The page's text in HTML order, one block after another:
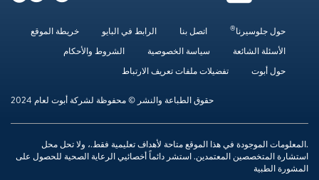
اتصل بنا الرابط في البايو
خريطة الموقع
سياسة الخصوصية
الشروط والأحكام
ملفات تعريف الارتباط
حقوق الطباعة والنشر © محفوظة لشركة أبوت لعام 2024
الموقع متاحة لأهداف تعليمية فقط.، ولا تحل محل
استشر دائماً أخصائيي الرعاية الصحية للحصول على